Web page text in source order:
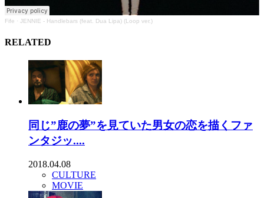
Fife · JENNIE - Handlebars (feat. Dua Lipa) (Loop ver.)
RELATED
同じ”鹿の夢”を見ていた男女の恋を描くファ
ンタジッ....
2018.04.08
CULTURE
MOVIE